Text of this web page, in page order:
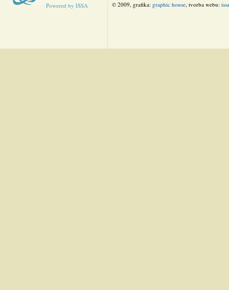
Powered by ISSA © 2009, grafika: graphic house, tvorba webu: